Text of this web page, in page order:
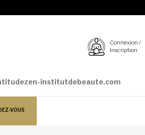
institutdebeaute.com
Connexion /
Inscription
VOUS